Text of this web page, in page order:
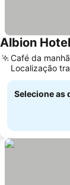
Albion Hotel
Café da
Localização
da cidade
Selecione as